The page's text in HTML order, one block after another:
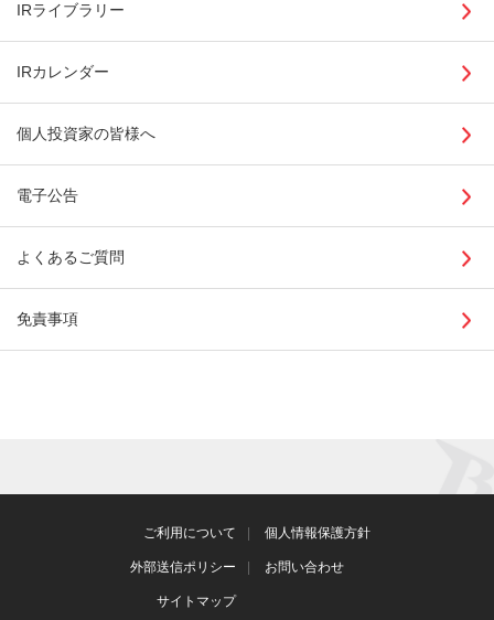
IRライブラリー
IRカレンダー
個人投資家の皆様へ
電子公告
よくあるご質問
免責事項
ご利用について 個人情報保護方針
外部送信ポリシー お問い合わせ
サイトマップ